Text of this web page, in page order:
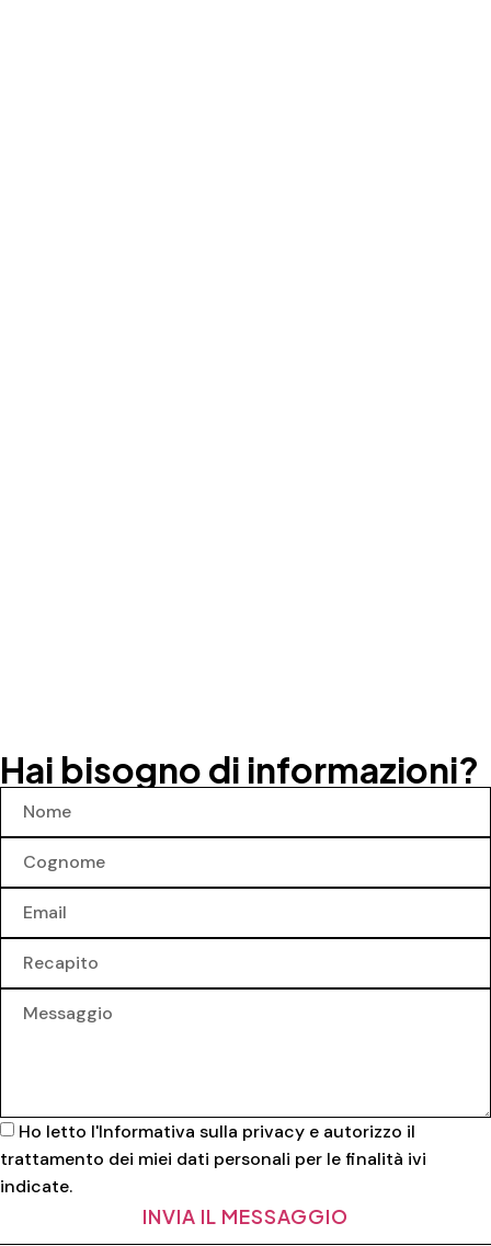
Hai bisogno di informazioni?
Ho letto l'Informativa sulla privacy e autorizzo il
trattamento dei miei dati personali per le finalità ivi
indicate.
INVIA IL MESSAGGIO